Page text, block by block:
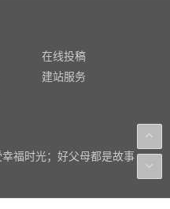
在线投稿
建站服务
幸福时光；好父母都是故事